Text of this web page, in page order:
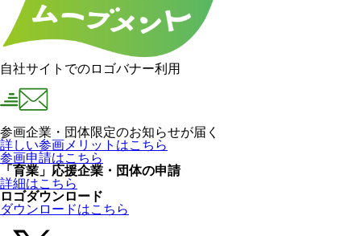
自社サイトでのロゴバナー利用
参画企業・団体限定のお知らせが届く
詳しい参画メリットはこちら
参画申請はこちら
「育業」応援企業・団体の申請
詳細はこちら
ロゴダウンロード
ダウンロードはこちら